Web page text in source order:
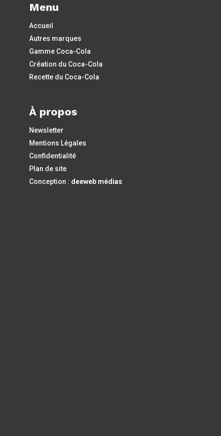
Menu
Accueil
Autres marques
Gamme Coca-Cola
Création du Coca-Cola
Recette du Coca-Cola
À propos
Newsletter
Mentions Légales
Confidentialité
Plan de site
Conception : deeweb médias